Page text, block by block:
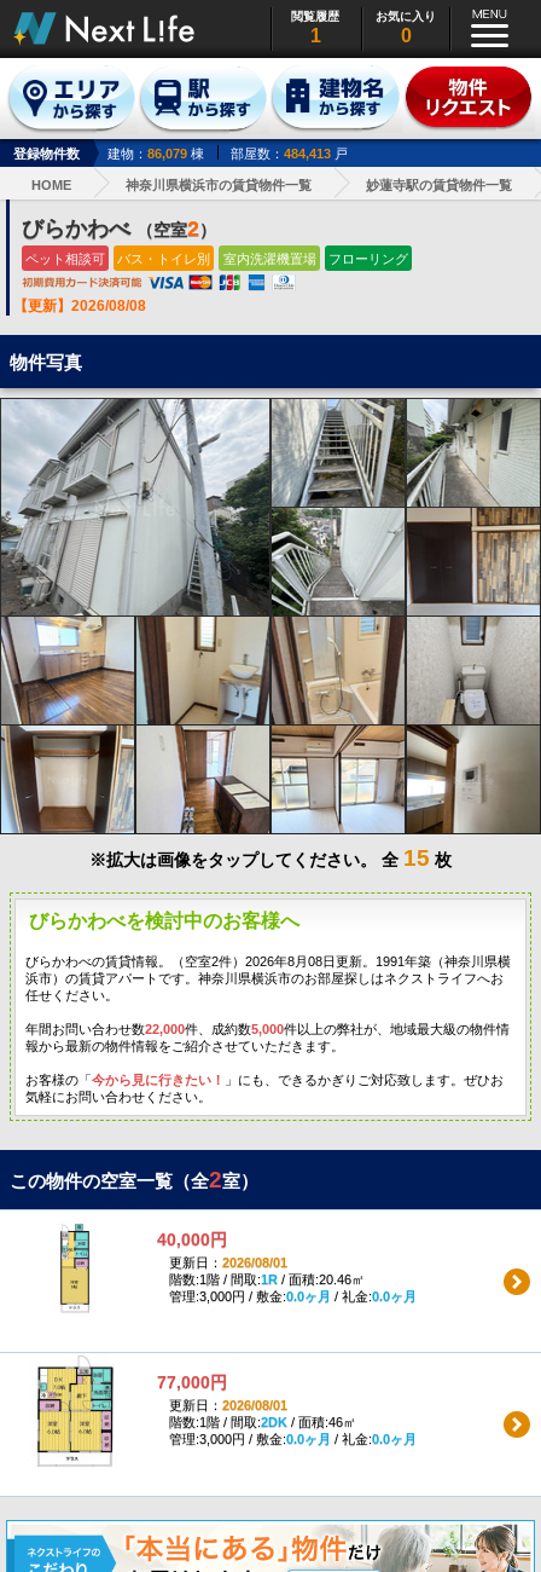
閲覧履歴
1
お気に入り
0
登録物件数 建物： 86,079 棟 部屋数： 484,413 戸
HOME 神奈川県横浜市の賃貸物件一覧 妙蓮寺駅の賃貸物件一覧
びらかわべ （空室2）
ペット相談可 バス・トイレ別 室内洗濯機置場 フローリング
【更新】2026/08/08
物件写真
※拡大は画像をタップしてください。 全 15 枚
びらかわべを検討中のお客様へ
びらかわべの賃貸情報。（空室2件）2026年8月08日更新。1991年築（神奈川県横
浜市）の賃貸アパートです。神奈川県横浜市のお部屋探しはネクストライフへお
任せください。
年間お問い合わせ数22,000件、成約数5,000件以上の弊社が、地域最大級の物件情
報から最新の物件情報をご紹介させていただきます。
お客様の「今から見に行きたい！
」にも、できるかぎりご対応致します。ぜひお
気軽にお問い合わせください。
この物件の空室一覧（全2室）
40,000円
更新日： 2026/08/01
階数:1階 / 間取:1R/ 面積:20.46㎡
管理:3,000円 / 敷金:0.0ヶ月 / 礼金:0.0ヶ月
77,000円
更新日： 2026/08/01
階数:1階 / 間取:2DK/ 面積:46㎡
管理:3,000円 / 敷金:0.0ヶ月 / 礼金:0.0ヶ月